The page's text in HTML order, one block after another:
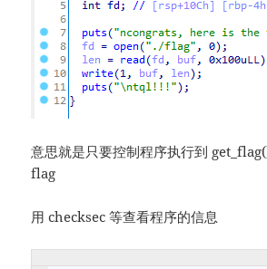
意思就是只要控制程序执行到
flag
用 checksec 等查看程序的信息